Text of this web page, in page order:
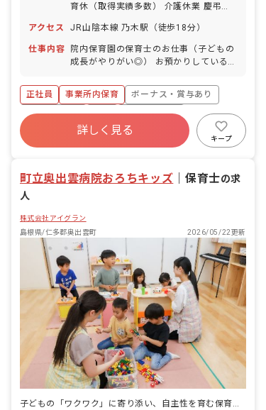
育休（取得実績多数） 介護休業 慶弔休
日以上の休日を付与）
アクセス JR山陰本線 乃木駅（徒歩18分）
仕事内容
院内保育園の保育士のお仕事（子どもの
成長がやりがい◎） お預かりしている子
食事・睡眠・排泄・清潔・衣類の着脱等
・集団生活を通じた社会性の装着 ・行事
の計画・実行、お知らせの作成
正社員 事業所内保育
ボーナス・賞与あり
社会保険完備
有給
福利厚生充実
昇給昇進あり
産休育休制度
詳しく見る
キープ
町立奥出雲病院おろちキッズ 保育士の求
人
株式会社アイグラン
島根県/仁多郡奥出雲町
2026/05/22更新
子どもの「ワクワク」に寄り添い、自主性を育む保育のプロになる